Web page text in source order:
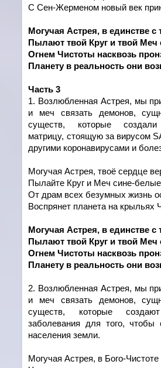
С Сен-Жерменом новый век
Могучая Астрея, в единcтве с
Пылают твой Круг и твой Меч
Огнем Чистоты насквозь
Планету в реальность они
Часть 3
1. Возлюбленная Астрея, мы
и меч связать демонов,
существ, которые создали
матрицу, стоящую за вирусом
другими коронавирусами и
Могучая Астрея, твоё сердце
Пылайте Круг и Меч сине-
От драм всех безумных жизнь
Воспрянет планета на крыльях
Могучая Астрея, в единcтве с
Пылают твой Круг и твой Меч
Огнем Чистоты насквозь
Планету в реальность они
2. Возлюбленная Астрея, мы
и меч связать демонов,
существ, которые
заболевания для того, чтобы
населения земли.
Могучая Астрея, в Бого-Чистоте